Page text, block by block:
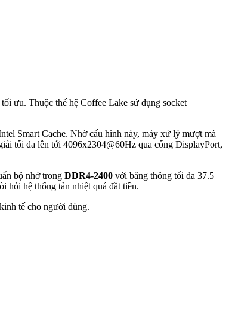
ưu. Thuộc thế hệ Coffee Lake sử dụng socket
Smart Cache. Nhờ cấu hình này, máy xử lý mượt mà
tối đa lên tới 4096x2304@60Hz qua cổng DisplayPort,
bộ nhớ trong DDR4-2400 với băng thông tối đa 37.5
hỏi hệ thống tản nhiệt quá đắt tiền.
tế cho người dùng.